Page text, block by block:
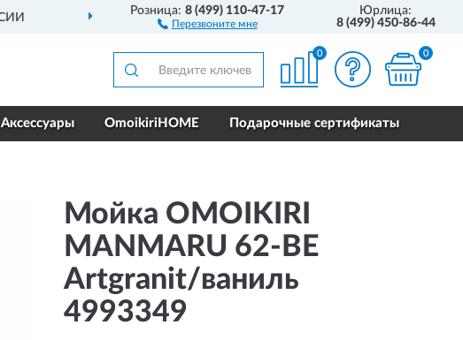
ПОЛНЫЙ АССОРТИМЕНТ БРЕНДА
Розница:8 (499) 110-47-17
Перезвоните мне
Юрлица:
8 (499) 450-86-44
0 0
Аксессуары OmoikiriHOME Подарочные сертификаты
Мойка OMOIKIRI
MANMARU 62-BE
Artgranit/ваниль
4993349